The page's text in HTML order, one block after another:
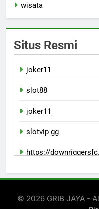
wisata
Situs Resmi
joker11
slot88
joker11
slotvip gg
https://
bento11 login
© 2026 GRIB JAYA -